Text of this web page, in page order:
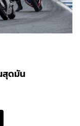
สุดมัน